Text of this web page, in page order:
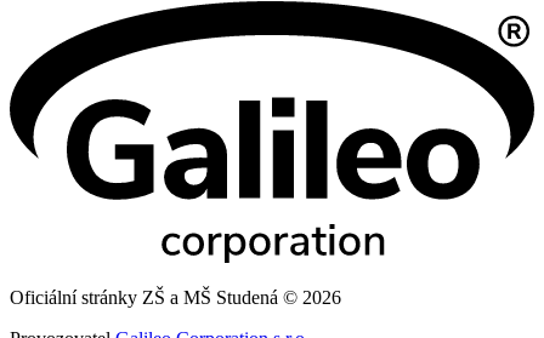
Oficiální stránky ZŠ a MŠ Studená © 2026